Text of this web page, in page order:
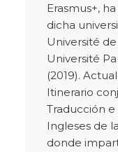
Erasmus+,
dicha
Université
Université
(2019).
Itinerario
Traducción
Ingleses de
donde